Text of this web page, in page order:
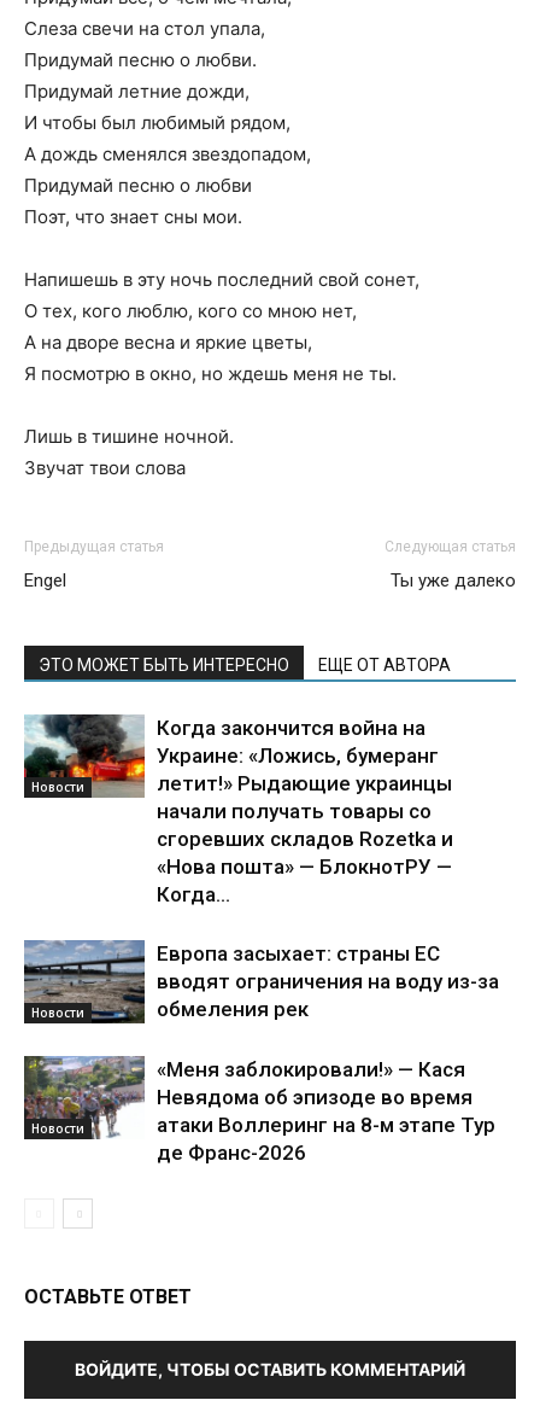
Слеза свечи на стол упала,
Придумай песню о любви.
Придумай летние дожди,
И чтобы был любимый рядом,
А дождь сменялся звездопадом,
Придумай песню о любви
Поэт, что знает сны мои.
Напишешь в эту ночь последний свой сонет,
О тех, кого люблю, кого со мною нет,
А на дворе весна и яркие цветы,
Я посмотрю в окно, но ждешь меня не ты.
Лишь в тишине ночной.
Звучат твои слова
Предыдущая статья
Engel
Следующая статья
Ты уже далеко
ЭТО МОЖЕТ БЫТЬ ИНТЕРЕСНО ЕЩЕ ОТ АВТОРА
Новости
Когда закончится война на
Украине: «Ложись, бумеранг
летит!» Рыдающие украинцы
начали получать товары со
сгоревших складов Rozetka и
«Нова пошта» — БлокнотРУ —
Когда...
Новости
Европа засыхает: страны ЕС
вводят ограничения на воду из-за
обмеления рек
Новости
«Меня заблокировали!» — Кася
Невядома об эпизоде во время
атаки Воллеринг на 8-м этапе Тур
де Франс-2026
ОСТАВЬТЕ ОТВЕТ
ВОЙДИТЕ, ЧТОБЫ ОСТАВИТЬ КОММЕНТАРИЙ